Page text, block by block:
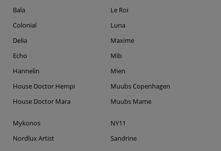
Bala
Colonial
Delia
Echo
Hannelin
House Doctor Hempi
House Doctor Mara
Le Roi
Luna
Maxime
Mib
Mien
Muubs Copenhagen
Muubs Mame
Mykonos
Nordlux Artist
NY11
Sandrine